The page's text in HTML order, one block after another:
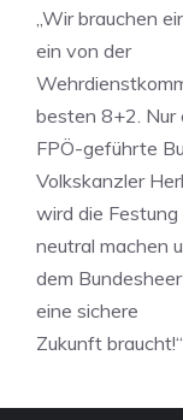
„Wir brauchen
ein von der
besten 8+2. Nur
FPÖ-geführte
Volkskanzler
wird die
neutral machen
dem
eine sichere
Zukunft braucht!“